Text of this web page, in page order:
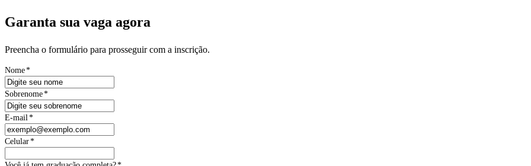
Garanta sua vaga agora
Preencha o formulário para prosseguir com a inscrição.
Nome*
Sobrenome*
E-mail *
Celular*